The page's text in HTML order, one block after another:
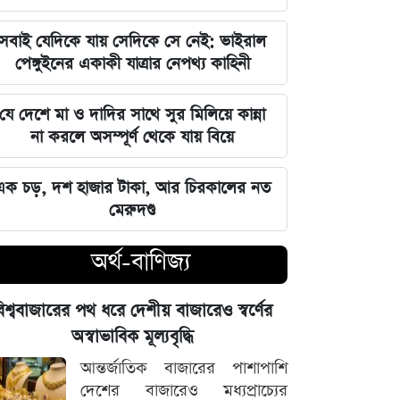
হ্যাকাররা, পপ-আপ আপডেট নিয়ে কড়া
হুঁশিয়ারি
চাঁদের পৃষ্ঠে ফ্যালকন-৯ রকেটের
অনাকাঙ্ক্ষিত আঘাত
আবু সাঈদের ছবি ছাড়া কোনো ডকুমেন্টারি
হতে পারে না: ভারপ্রাপ্ত রাষ্ট্রপতি হাফিজ
উদ্দিন
জুলাই স্মৃতি জাদুঘর উদ্বোধন করলেন
প্রধানমন্ত্রী তারেক রহমান
মার্কিন ক্ষেপণাস্ত্র মজুত নিয়ে নতুন তথ্য, কী
বলছে সিএনএন
যেদিকে যায় সেদিকে সে নেই: ভাইরাল
পেঙ্গুইনের একাকী যাত্রার নেপথ্য কাহিনী
যে দেশে মা ও দাদির সাথে সুর মিলিয়ে কান্না
না করলে অসম্পূর্ণ থেকে যায় বিয়ে
চড়, দশ হাজার টাকা, আর চিরকালের নত
মেরুদণ্ড
অর্থ-বাণিজ্য
পথ ধরে দেশীয় বাজারেও স্বর্ণের
অস্বাভাবিক মূল্যবৃদ্ধি
আন্তর্জাতিক বাজারের পাশাপাশি
দেশের বাজারেও মধ্যপ্রাচ্যের